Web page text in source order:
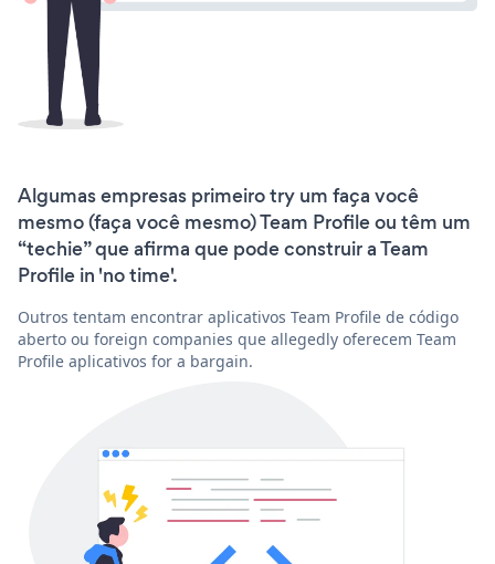
Algumas empresas primeiro try um faça você
mesmo (faça você mesmo) Team Profile ou têm um
“techie” que afirma que pode construir a Team
Profile in 'no time'.
Outros tentam encontrar aplicativos Team Profile de código
aberto ou foreign companies que allegedly oferecem Team
Profile aplicativos for a bargain.